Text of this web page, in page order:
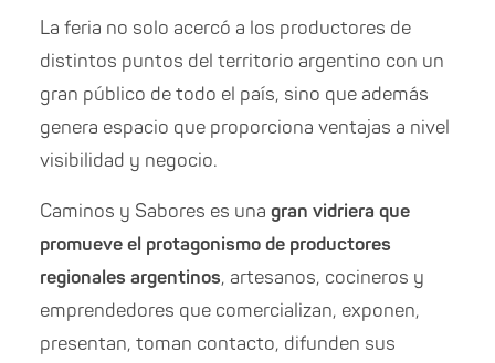
La feria no solo acercó a los productores de
distintos puntos del territorio argentino con un
gran público de todo el país, sino que además
genera espacio que proporciona ventajas a nivel
visibilidad y negocio.
Caminos y Sabores es una gran vidriera que
promueve el protagonismo de productores
regionales argentinos, artesanos, cocineros y
emprendedores que comercializan, exponen,
presentan, toman contacto, difunden sus